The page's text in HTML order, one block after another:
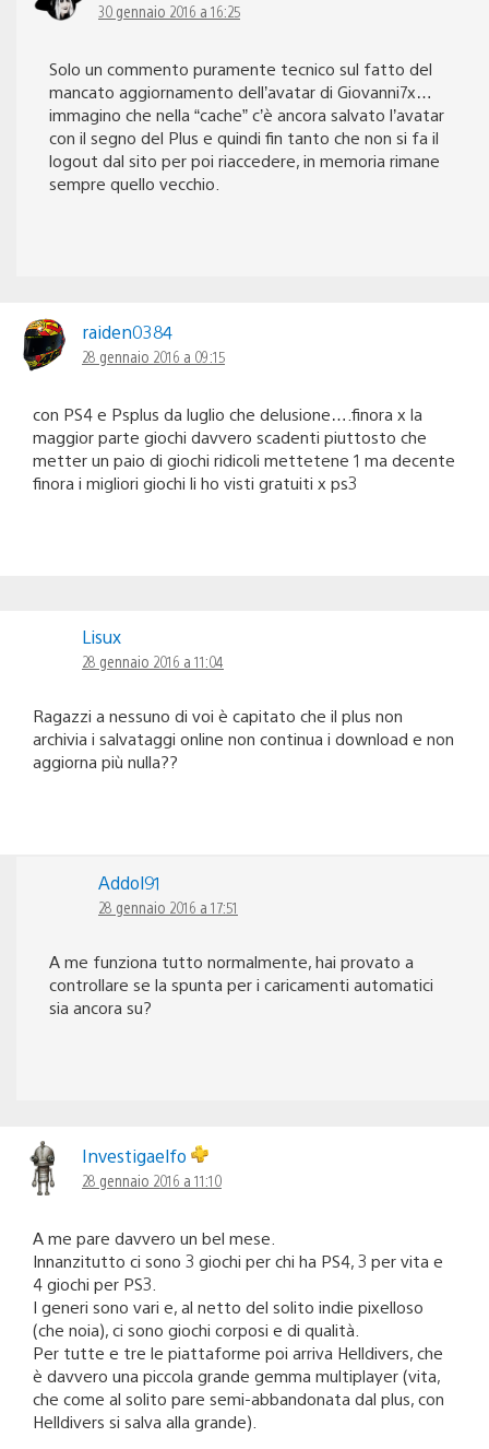
30 gennaio 2016 a 16:25
Solo un commento puramente tecnico sul fatto del
mancato aggiornamento dell’avatar di Giovanni7x…
immagino che nella “cache” c’è ancora salvato l’avatar
con il segno del Plus e quindi fin tanto che non si fa il
logout dal sito per poi riaccedere, in memoria rimane
sempre quello vecchio.
raiden0384
28 gennaio 2016 a 09:15
con PS4 e Psplus da luglio che delusione….finora x la
maggior parte giochi davvero scadenti piuttosto che
metter un paio di giochi ridicoli mettetene 1 ma decente
finora i migliori giochi li ho visti gratuiti x ps3
Lisux
28 gennaio 2016 a 11:04
Ragazzi a nessuno di voi è capitato che il plus non
archivia i salvataggi online non continua i download e non
aggiorna più nulla??
Addol91
28 gennaio 2016 a 17:51
A me funziona tutto normalmente, hai provato a
controllare se la spunta per i caricamenti automatici
sia ancora su?
Investigaelfo
28 gennaio 2016 a 11:10
A me pare davvero un bel mese.
Innanzitutto ci sono 3 giochi per chi ha PS4, 3 per vita e
4 giochi per PS3.
I generi sono vari e, al netto del solito indie pixelloso
(che noia), ci sono giochi corposi e di qualità.
Per tutte e tre le piattaforme poi arriva Helldivers, che
è davvero una piccola grande gemma multiplayer (vita,
che come al solito pare semi-abbandonata dal plus, con
Helldivers si salva alla grande).